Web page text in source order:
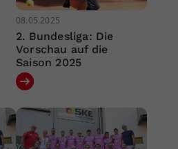
08.05.2025
2. Bundesliga: Die
Vorschau auf die
Saison 2025